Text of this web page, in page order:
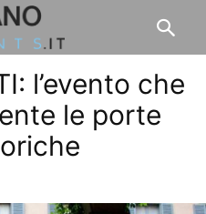
l’evento che
le porte